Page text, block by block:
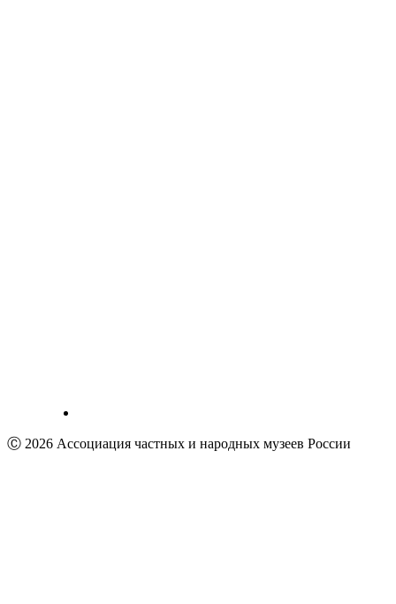
Ⓒ 2026 Ассоциация частных и народных музеев России